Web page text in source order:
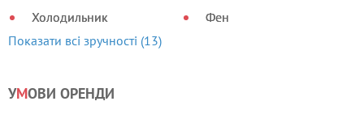
Холодильник
Фен
Показати всі зручності (13)
УМОВИ ОРЕНДИ